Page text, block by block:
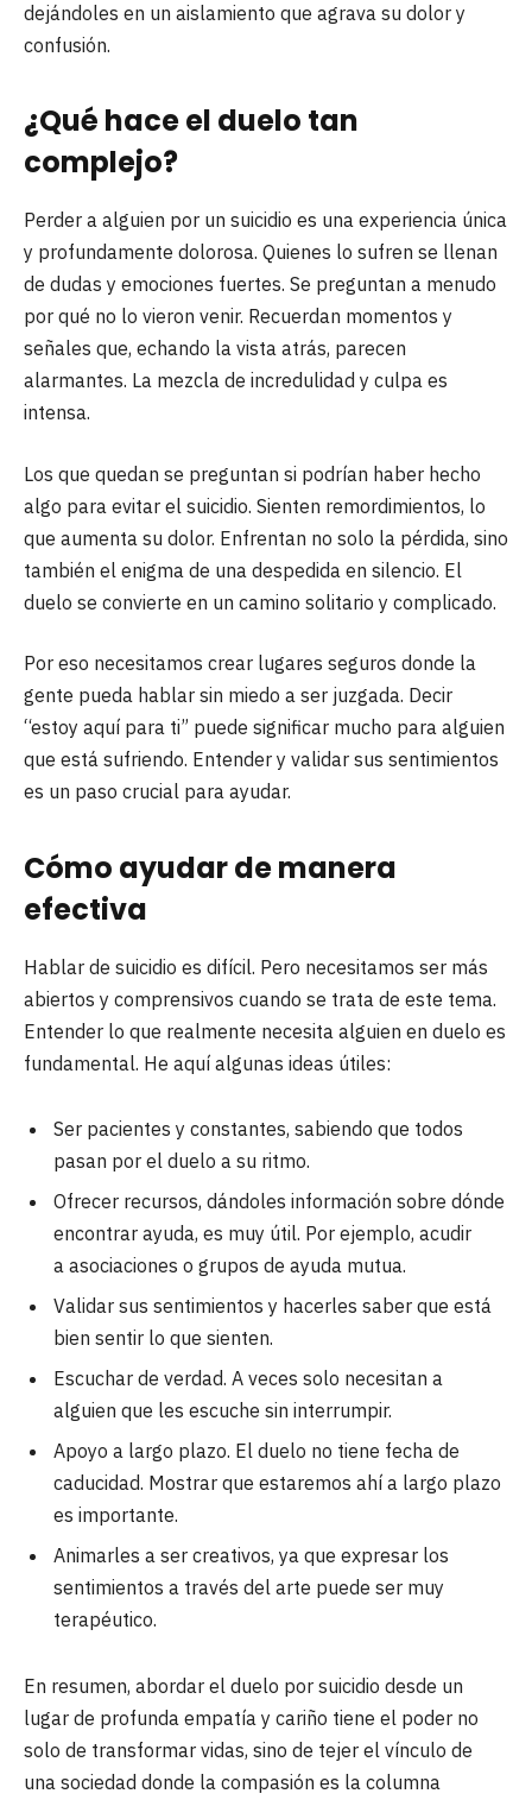
dejándoles en un aislamiento que agrava su dolor y
confusión.
¿Qué hace el duelo tan
complejo?
Perder a alguien por un suicidio es una experiencia única
y profundamente dolorosa. Quienes lo sufren se llenan
de dudas y emociones fuertes. Se preguntan a menudo
por qué no lo vieron venir. Recuerdan momentos y
señales que, echando la vista atrás, parecen
alarmantes. La mezcla de incredulidad y culpa es
intensa.
Los que quedan se preguntan si podrían haber hecho
algo para evitar el suicidio. Sienten remordimientos, lo
que aumenta su dolor. Enfrentan no solo la pérdida, sino
también el enigma de una despedida en silencio. El
duelo se convierte en un camino solitario y complicado.
Por eso necesitamos crear lugares seguros donde la
gente pueda hablar sin miedo a ser juzgada. Decir
“estoy aquí para ti” puede significar mucho para alguien
que está sufriendo. Entender y validar sus sentimientos
es un paso crucial para ayudar.
Cómo ayudar de manera
efectiva
Hablar de suicidio es difícil. Pero necesitamos ser más
abiertos y comprensivos cuando se trata de este tema.
Entender lo que realmente necesita alguien en duelo es
fundamental. He aquí algunas ideas útiles:
Ser pacientes y constantes, sabiendo que todos
pasan por el duelo a su ritmo.
Ofrecer recursos, dándoles información sobre dónde
encontrar ayuda, es muy útil. Por ejemplo, acudir
a asociaciones o grupos de ayuda mutua.
Validar sus sentimientos y hacerles saber que está
bien sentir lo que sienten.
Escuchar de verdad. A veces solo necesitan a
alguien que les escuche sin interrumpir.
Apoyo a largo plazo. El duelo no tiene fecha de
caducidad. Mostrar que estaremos ahí a largo plazo
es importante.
Animarles a ser creativos, ya que expresar los
sentimientos a través del arte puede ser muy
terapéutico.
En resumen, abordar el duelo por suicidio desde un
lugar de profunda empatía y cariño tiene el poder no
solo de transformar vidas, sino de tejer el vínculo de
una sociedad donde la compasión es la columna